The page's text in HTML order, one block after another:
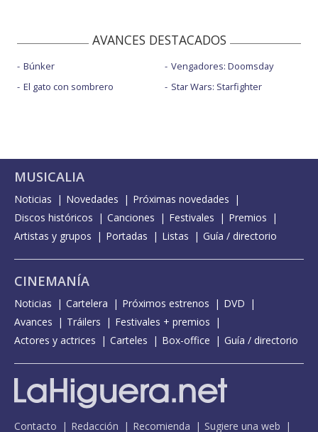
AVANCES DESTACADOS
Búnker
El gato con sombrero
Vengadores: Doomsday
Star Wars: Starfighter
MUSICALIA
Noticias Novedades
Próximas novedades
Discos históricos
Canciones Festivales
Premios
Artistas y grupos
Portadas Listas Guía / directorio
CINEMANÍA
Noticias Cartelera Próximos estrenos
DVD
Avances
Tráilers
Festivales + premios
Actores y actrices
Carteles Box-office Guía / directorio
Contacto Redacción Recomienda Sugiere una web